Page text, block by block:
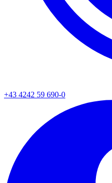
+43 4242 59 690-0